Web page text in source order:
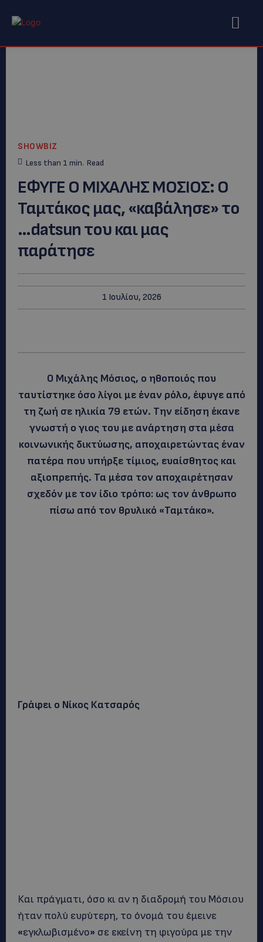
SHOWBIZ
Less than 1 min. Read
ΕΦΥΓΕ Ο ΜΙΧΑΛΗΣ ΜΟΣΙΟΣ: Ο
Ταμτάκος μας, «καβάλησε» το
…datsun του και μας
παράτησε
1 Ιουλίου, 2026
Ο Μιχάλης Μόσιος, ο ηθοποιός που
ταυτίστηκε όσο λίγοι με έναν ρόλο, έφυγε από
τη ζωή σε ηλικία 79 ετών. Την είδηση έκανε
γνωστή ο γιος του με ανάρτηση στα μέσα
κοινωνικής δικτύωσης, αποχαιρετώντας έναν
πατέρα που υπήρξε τίμιος, ευαίσθητος και
αξιοπρεπής. Τα μέσα τον αποχαιρέτησαν
σχεδόν με τον ίδιο τρόπο: ως τον άνθρωπο
πίσω από τον θρυλικό «Ταμτάκο».
Γράφει ο Νίκος Κατσαρός
Και πράγματι, όσο κι αν η διαδρομή του Μόσιου
ήταν πολύ ευρύτερη, το όνομά του έμεινε
«εγκλωβισμένο» σε εκείνη τη φιγούρα με την